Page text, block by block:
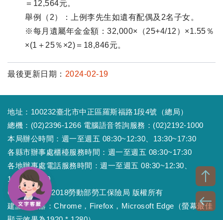
＝12,564元。
舉例（2）：上例李先生如遺有配偶及2名子女。
※每月遺屬年金金額：32,000×（25+4/12）×1.55％
×(1＋25％×2)＝18,846元。
最後更新日期： 2024-02-19
地址：100232臺北市中正區羅斯福路1段4號（總局）
總機：(02)2396-1266 電腦語音答詢服務：(02)2192-1000
本局辦公時間：週一至週五 08:30~12:30、13:30~17:30
各縣市辦事處櫃檯服務時間：週一至週五 08:30~17:30
各地辦事處電話服務時間：週一至週五 08:30~12:30、
13:30~17:30
Copyright © 2018勞動部勞工保險局 版權所有
建議瀏覽器：Chrome，Firefox，Microsoft Edge（螢幕最佳